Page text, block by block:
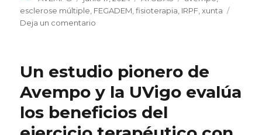
el
esclerose múltiple FEGADEM ,fisioterapia IRPF ,xunta
Deja un comentario
permite
AVEMPO
dar
continuidade
ao
Un estudio pionero de
Avempo y la UVigo evalúa
los beneficios del